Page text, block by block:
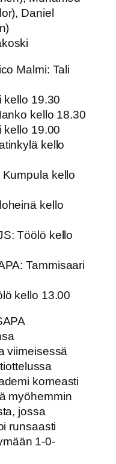
Daniel
Malmi: Tali
kello 19.30
kello 18.30
kello 19.00
kello
kello
kello
Töölö kello
Tammisaari
kello 13.00
viimeisessä
komeasti
myöhemmin
jossa
runsaasti
1-0-